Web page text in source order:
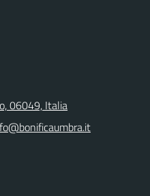
06049, Italia